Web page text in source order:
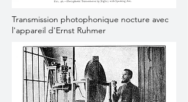
Transmission photophonique nocture avec
l'appareil d'Ernst Ruhmer